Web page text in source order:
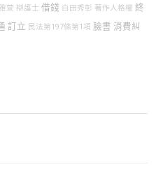
萱 辯護士 借錢 白田秀彰 著作人格權 終
訂立 民法第197條第1項 臉書 消費糾